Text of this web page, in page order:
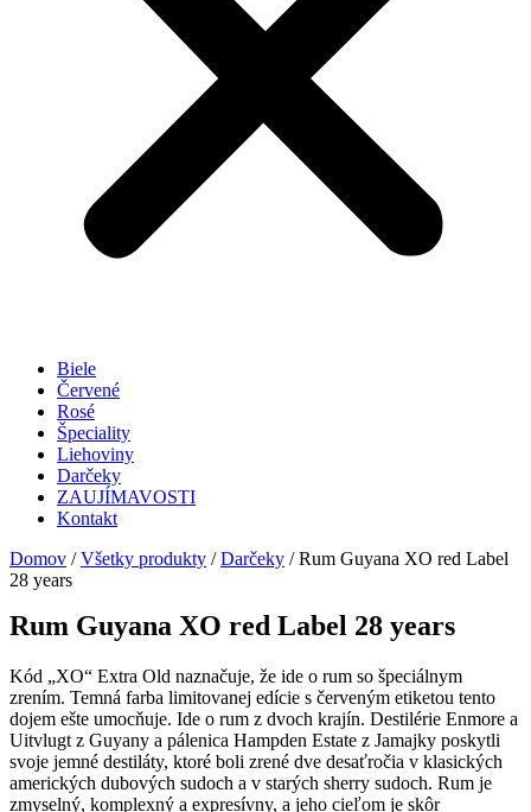
Biele
Červené
Rosé
Špeciality
Liehoviny
Darčeky
ZAUJÍMAVOSTI
Kontakt
Domov /Všetky produkty /Darčeky / Rum Guyana XO red Label
28 years
Rum Guyana XO red Label 28 years
Kód „XO“ Extra Old naznačuje, že ide o rum so špeciálnym
zrením. Temná farba limitovanej edície s červeným etiketou tento
dojem ešte umocňuje. Ide o rum z dvoch krajín. Destilérie Enmore a
Uitvlugt z Guyany a pálenica Hampden Estate z Jamajky poskytli
svoje jemné destiláty, ktoré boli zrené dve desaťročia v klasických
amerických dubových sudoch a v starých sherry sudoch. Rum je
zmyselný, komplexný a expresívny, a jeho cieľom je skôr